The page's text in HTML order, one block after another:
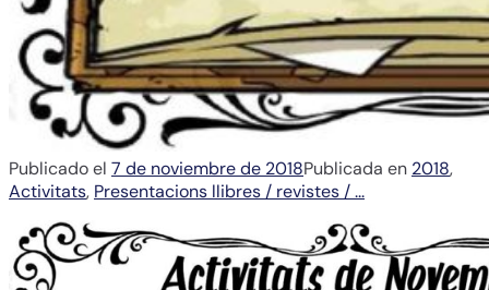
Publicado el 7 de noviembre de 2018Publicada en 2018,
Activitats, Presentacions llibres / revistes / ...